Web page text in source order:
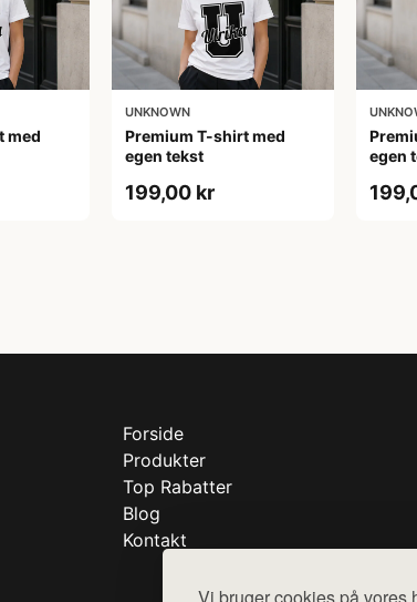
med
UNKNOWN
Premium T-shirt med
egen tekst
199,00 kr
egen
Forside
Produkter
Top Rabatter
Blog
Kontakt